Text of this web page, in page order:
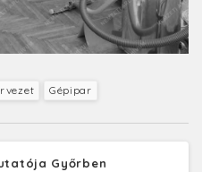
Gépipar
Győrben